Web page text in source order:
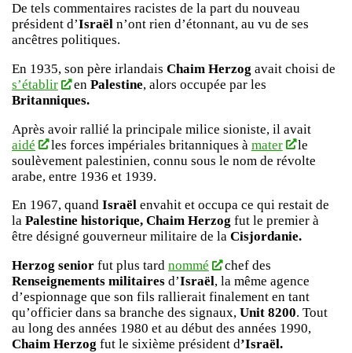
De tels commentaires racistes de la part du nouveau
président d’Israël n’ont rien d’étonnant, au vu de ses
ancêtres politiques.
En 1935, son père irlandais Chaim Herzog avait choisi de
s’établir
en Palestine, alors occupée par les
Britanniques.
Après avoir rallié la principale milice sioniste, il avait
aidé
les forces impériales britanniques à mater
le
soulèvement palestinien, connu sous le nom de révolte
arabe, entre 1936 et 1939.
En 1967, quand Israël envahit et occupa ce qui restait de
la Palestine historique, Chaim Herzog fut le premier à
être désigné gouverneur militaire de la Cisjordanie.
Herzog senior fut plus tard nommé
chef des
Renseignements militaires d’Israël, la même agence
d’espionnage que son fils rallierait finalement en tant
qu’officier dans sa branche des signaux, Unit 8200. Tout
au long des années 1980 et au début des années 1990,
Chaim Herzog fut le sixième président d’Israël.